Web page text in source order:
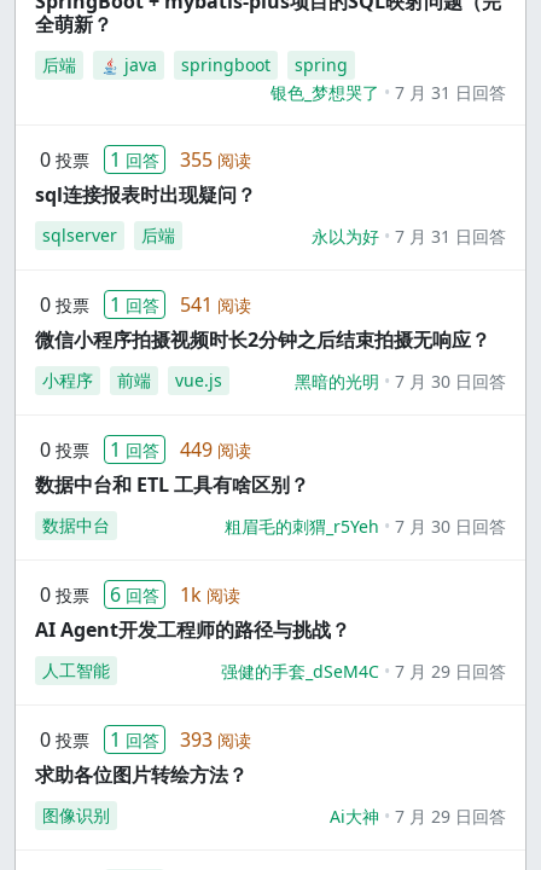
全萌新？
后端 java springboot
spring
银色_梦想哭了
7 月 31 日回答
0 投票 1 回答 355 阅读
sql连接报表时出现疑问？
sqlserver 后端 永以为好 7 月 31 日回答
0 投票 1 回答 541 阅读
微信小程序拍摄视频时长2分钟之后结束拍摄无响应？
小程序 前端 vue.js 黑暗的光明 7 月 30 日回答
0 投票 1 回答 449 阅读
数据中台和 ETL 工具有啥区别？
数据中台 粗眉毛的刺猬_r5Yeh 7 月 30 日回答
0 投票 6 回答 1k 阅读
AI Agent开发工程师的路径与挑战？
人工智能 强健的手套_dSeM4C 7 月 29 日回答
0 投票 1 回答 393 阅读
求助各位图片转绘方法？
图像识别 Ai大神 7 月 29 日回答